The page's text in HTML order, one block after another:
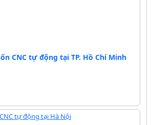
CNC tự động tại TP. Hồ Chí Minh